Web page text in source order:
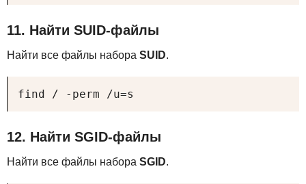
11. Найти SUID-файлы
Найти все файлы набора SUID.
find / -perm /u=s
12. Найти SGID-файлы
Найти все файлы набора SGID.